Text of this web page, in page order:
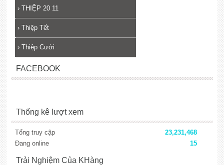
› THIỆP 20 11
› Thiệp Tết
› Thiệp Cưới
FACEBOOK
Thống kê lượt xem
Tổng truy cập
23,231,468
Đang online
15
Trải Nghiệm Của KHàng